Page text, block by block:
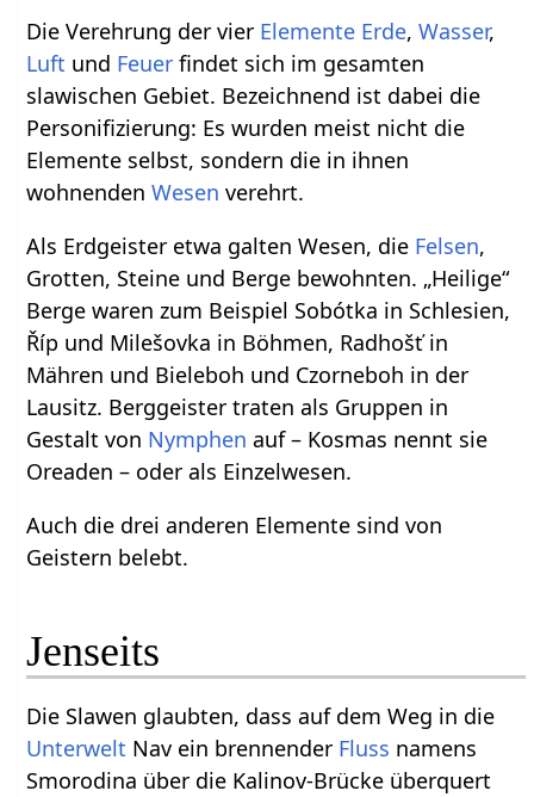
Die Verehrung der vier Elemente Erde,Wasser,
Luft und Feuer findet sich im gesamten
slawischen Gebiet. Bezeichnend ist dabei die
Personifizierung: Es wurden meist nicht die
Elemente selbst, sondern die in ihnen
wohnendenWesen verehrt.
Als Erdgeister etwa galten Wesen, die Felsen,
Grotten, Steine und Berge bewohnten. „Heilige“
Berge waren zum Beispiel Sobótka in Schlesien,
Říp und Milešovka in Böhmen, Radhošť in
Mähren und Bieleboh und Czorneboh in der
Lausitz. Berggeister traten als Gruppen in
Gestalt von Nymphen auf – Kosmas nennt sie
Oreaden – oder als Einzelwesen.
Auch die drei anderen Elemente sind von
Geistern belebt.
Jenseits
Die Slawen glaubten, dass auf dem Weg in die
Unterwelt Nav ein brennender Fluss namens
Smorodina über die Kalinov-Brücke überquert